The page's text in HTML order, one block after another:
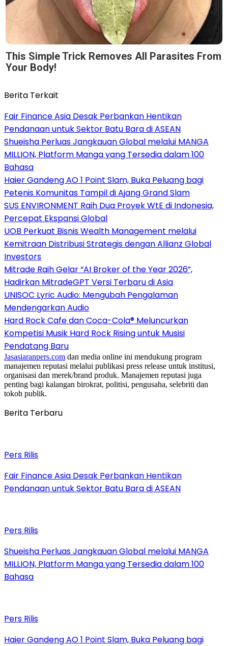
This Simple Trick Removes All Parasites From
Your Body!
Berita Terkait
Fair Finance Asia Desak Perbankan Hentikan
Pendanaan untuk Sektor Batu Bara di ASEAN
Shueisha Perluas Jangkauan Global melalui MANGA
MILLION, Platform Manga yang Tersedia dalam 100
Bahasa
Haier Gandeng AO 1 Point Slam, Buka Peluang bagi
Petenis Komunitas Tampil di Ajang Grand Slam
SUS ENVIRONMENT Raih Dua Proyek WtE di Indonesia,
Percepat Ekspansi Global
UOB Perkuat Bisnis Wealth Management melalui
Kemitraan Distribusi Strategis dengan Allianz Global
Investors
Mitrade Raih Gelar “AI Broker of the Year 2026”,
Hadirkan MitradeGPT Versi Terbaru di Asia
UNISOC Lyric Audio: Mengubah Pengalaman
Mendengarkan Audio
Hard Rock Cafe dan Coca-Cola® Meluncurkan
Kompetisi Musik Hard Rock Rising untuk Musisi
Pendatang Baru
Jasasiaranpers.com dan media online ini mendukung program
manajemen reputasi melalui publikasi press release untuk institusi,
organisasi dan merek/brand produk. Manajemen reputasi juga
penting bagi kalangan birokrat, politisi, pengusaha, selebriti dan
tokoh publik.
Berita Terbaru
Pers Rilis
Fair Finance Asia Desak Perbankan Hentikan
Pendanaan untuk Sektor Batu Bara di ASEAN
Pers Rilis
Shueisha Perluas Jangkauan Global melalui MANGA
MILLION, Platform Manga yang Tersedia dalam 100
Bahasa
Pers Rilis
Haier Gandeng AO 1 Point Slam, Buka Peluang bagi